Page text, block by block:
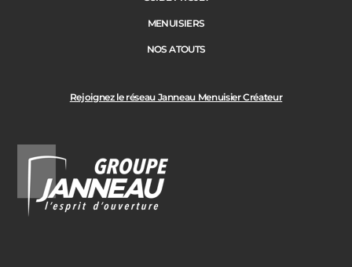
Rejoignez le réseau Janneau Menuisier Créateur
MENUISIERS
NOS ATOUTS